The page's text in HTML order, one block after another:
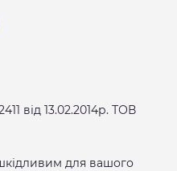
від 13.02.2014р. ТОВ
для вашого